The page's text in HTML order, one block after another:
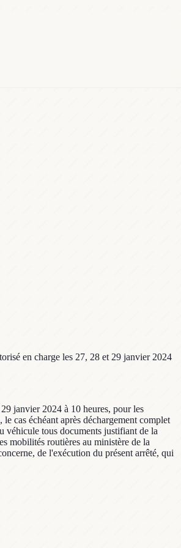
en charge les 27, 28 et 29 janvier 2024
janvier 2024 à 10 heures, pour les
cas échéant après déchargement complet
véhicule tous documents justifiant de la
mobilités routières au ministère de la
de l'exécution du présent arrêté, qui